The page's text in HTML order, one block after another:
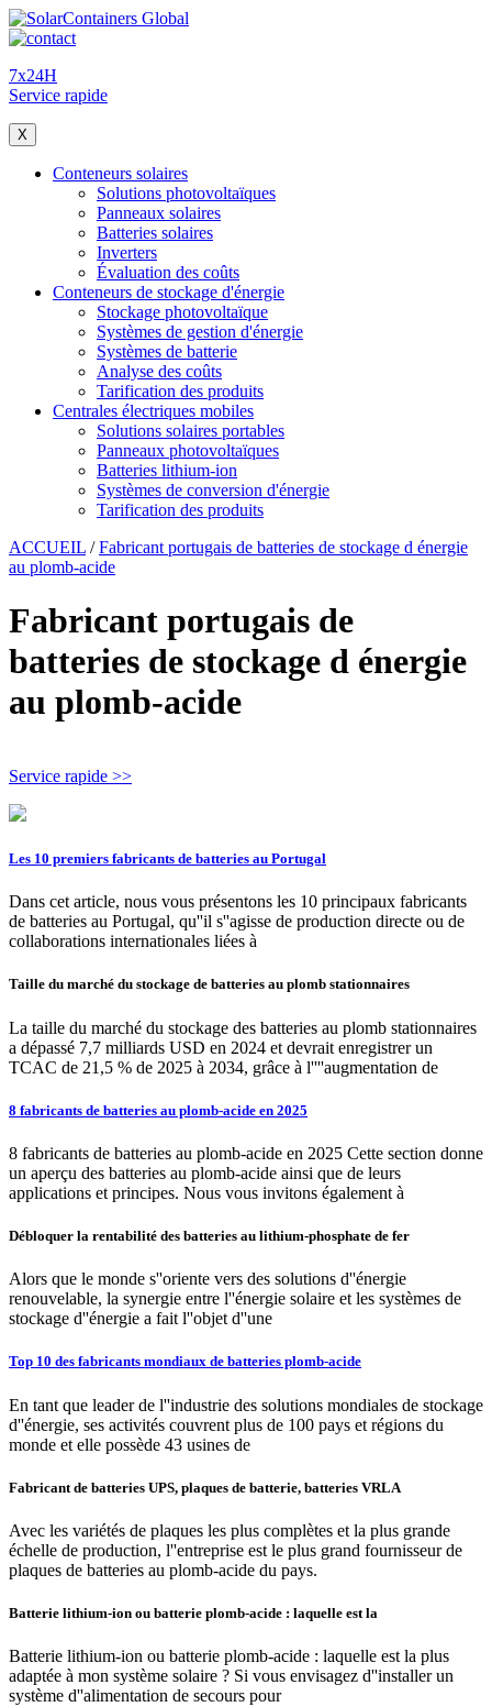
7x24H
Service rapide
X
Conteneurs solaires
Solutions photovoltaïques
Panneaux solaires
Batteries solaires
Inverters
Évaluation des coûts
Conteneurs de stockage d'énergie
Stockage photovoltaïque
Systèmes de gestion d'énergie
Systèmes de batterie
Analyse des coûts
Tarification des produits
Centrales électriques mobiles
Solutions solaires portables
Panneaux photovoltaïques
Batteries lithium-ion
Systèmes de conversion d'énergie
Tarification des produits
ACCUEIL /Fabricant portugais de batteries de stockage d énergie
au plomb-acide
Fabricant portugais de
batteries de stockage d énergie
au plomb-acide
Service rapide >>
Les 10 premiers fabricants de batteries au Portugal
Dans cet article, nous vous présentons les 10 principaux fabricants
de batteries au Portugal, qu''il s''agisse de production directe ou de
collaborations internationales liées à
Taille du marché du stockage de batteries au plomb stationnaires
La taille du marché du stockage des batteries au plomb stationnaires
a dépassé 7,7 milliards USD en 2024 et devrait enregistrer un
TCAC de 21,5 % de 2025 à 2034, grâce à l''''augmentation de
8 fabricants de batteries au plomb-acide en 2025
8 fabricants de batteries au plomb-acide en 2025 Cette section donne
un aperçu des batteries au plomb-acide ainsi que de leurs
applications et principes. Nous vous invitons également à
Débloquer la rentabilité des batteries au lithium-phosphate de fer
Alors que le monde s''oriente vers des solutions d''énergie
renouvelable, la synergie entre l''énergie solaire et les systèmes de
stockage d''énergie a fait l''objet d''une
Top 10 des fabricants mondiaux de batteries plomb-acide
En tant que leader de l''industrie des solutions mondiales de stockage
d''énergie, ses activités couvrent plus de 100 pays et régions du
monde et elle possède 43 usines de
Fabricant de batteries UPS, plaques de batterie, batteries VRLA
Avec les variétés de plaques les plus complètes et la plus grande
échelle de production, l''entreprise est le plus grand fournisseur de
plaques de batteries au plomb-acide du pays.
Batterie lithium-ion ou batterie plomb-acide : laquelle est la
Batterie lithium-ion ou batterie plomb-acide : laquelle est la plus
adaptée à mon système solaire ? Si vous envisagez d''installer un
système d''alimentation de secours pour